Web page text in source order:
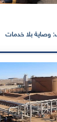
وصاية بلا خدمات